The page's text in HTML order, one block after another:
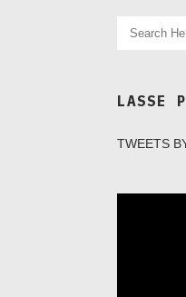
LASSE
TWEETS